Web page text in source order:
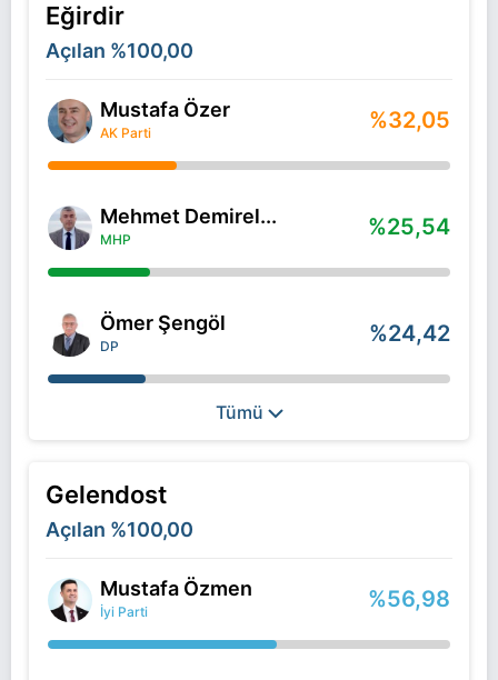
Eğirdir
Açılan %100,00
Mustafa Özer
AK Parti %32,05
Mehmet Demirel...
MHP %25,54
Ömer Şengöl
DP %24,42
Tümü
Gelendost
Açılan %100,00
Mustafa Özmen
İyi Parti %56,98